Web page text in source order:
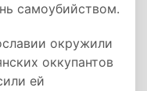
самоубийством.
окружили
оккупантов
ей